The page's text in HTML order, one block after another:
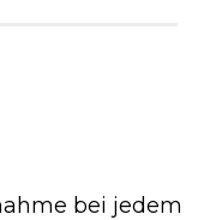
bei jedem